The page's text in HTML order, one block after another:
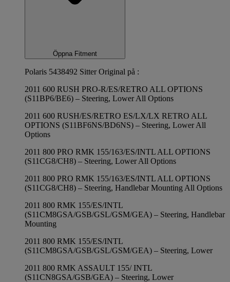
Öppna Fitment
Polaris 5438492 Sitter Original på :
2011 600 RUSH PRO-R/ES/RETRO ALL OPTIONS
(S11BP6/BE6) – Steering, Lower All Options
2011 600 RUSH/ES/RETRO ES/LX/LX RETRO ALL
OPTIONS (S11BF6NS/BD6NS) – Steering, Lower All
Options
2011 800 PRO RMK 155/163/ES/INTL ALL OPTIONS
(S11CG8/CH8) – Steering, Lower All Options
2011 800 PRO RMK 155/163/ES/INTL ALL OPTIONS
(S11CG8/CH8) – Steering, Handlebar Mounting All Options
2011 800 RMK 155/ES/INTL
(S11CM8GSA/GSB/GSL/GSM/GEA) – Steering, Handlebar
Mounting
2011 800 RMK 155/ES/INTL
(S11CM8GSA/GSB/GSL/GSM/GEA) – Steering, Lower
2011 800 RMK ASSAULT 155/ INTL
(S11CN8GSA/GSB/GEA) – Steering, Lower